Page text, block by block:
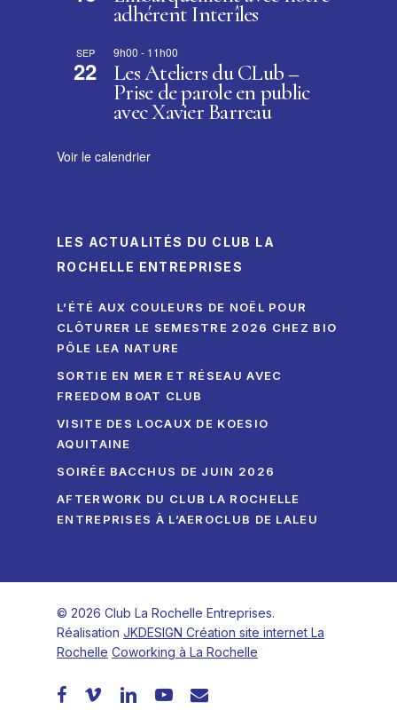
adhérent Interîles
SEP
22
9h00 - 11h00
Les Ateliers du CLub –
Prise de parole en public
avec Xavier Barreau
Voir le calendrier
LES ACTUALITÉS DU CLUB LA
ROCHELLE ENTREPRISES
L’ÉTÉ AUX COULEURS DE NOËL POUR
CLÔTURER LE SEMESTRE 2026 CHEZ BIO
PÔLE LEA NATURE
SORTIE EN MER ET RÉSEAU AVEC
FREEDOM BOAT CLUB
VISITE DES LOCAUX DE KOESIO
AQUITAINE
SOIRÉE BACCHUS DE JUIN 2026
AFTERWORK DU CLUB LA ROCHELLE
ENTREPRISES À L’AEROCLUB DE LALEU
© 2026 Club La Rochelle Entreprises.
Réalisation JKDESIGN Création site internet La
Rochelle Coworking à La Rochelle
facebook
vimeo linkedinyoutubeemail